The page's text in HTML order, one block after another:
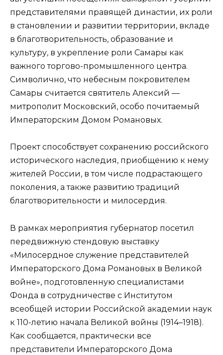
представителями правящей династии, их роли
в становлении и развитии территории, вкладе
в благотворительность, образование и
культуру, в укрепление роли Самары как
важного торгово-промышленного центра.
Символично, что небесным покровителем
Самары считается святитель Алексий —
митрополит Московский, особо почитаемый
Императорским Домом Романовых.
Проект способствует сохранению российского
исторического наследия, приобщению к нему
жителей России, в том числе подрастающего
поколения, а также развитию традиций
благотворительности и милосердия.
В рамках мероприятия губернатор посетил
передвижную стендовую выставку
«Милосердное служение представителей
Императорского Дома Романовых в Великой
войне», подготовленную специалистами
Фонда в сотрудничестве с Институтом
всеобщей истории Российской академии наук
к 110-летию начала Великой войны (1914–1918).
Как сообщается, практически все
представители Императорского Дома